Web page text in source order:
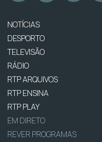
NOTÍCIAS
DESPORTO
TELEVISÃO
RÁDIO
RTP ARQUIVOS
RTP ENSINA
RTP PLAY
EM DIRETO
REVER PROGRAMAS